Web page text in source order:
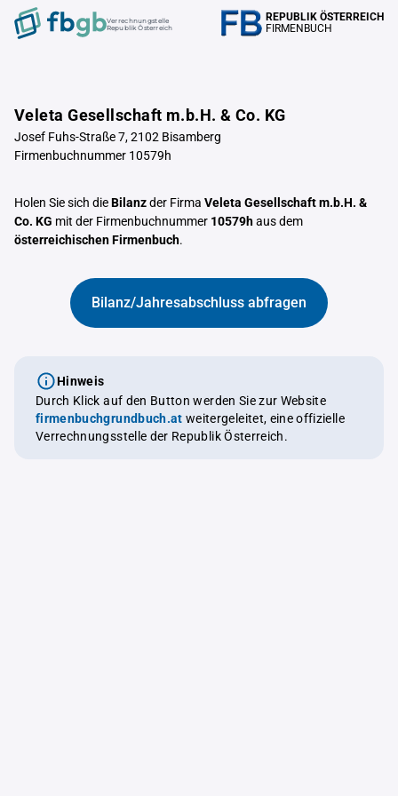
Verrechnungstelle
Republik Österreich
REPUBLIK ÖSTERREICH
FIRMENBUCH
Veleta Gesellschaft m.b.H. & Co. KG
Josef Fuhs-Straße 7, 2102 Bisamberg
Firmenbuchnummer 10579h
Holen Sie sich dieBilanzder Firma Veleta Gesellschaft m.b.H. &
Co. KG mit der Firmenbuchnummer 10579haus dem
österreichischen Firmenbuch.
Bilanz/Jahresabschluss abfragen
Hinweis
Durch Klick auf den Button werden Sie zur Website
firmenbuchgrundbuch.at weitergeleitet, eine offizielle
Verrechnungsstelle der Republik Österreich.